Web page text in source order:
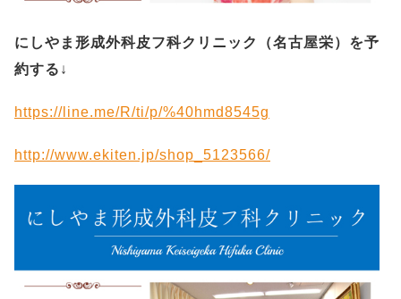
にしやま形成外科皮フ科クリニック（名古屋栄）を予
約する ↓
https://line.me/R/ti/p/%40hmd8545g
http://www.ekiten.jp/shop_5123566/